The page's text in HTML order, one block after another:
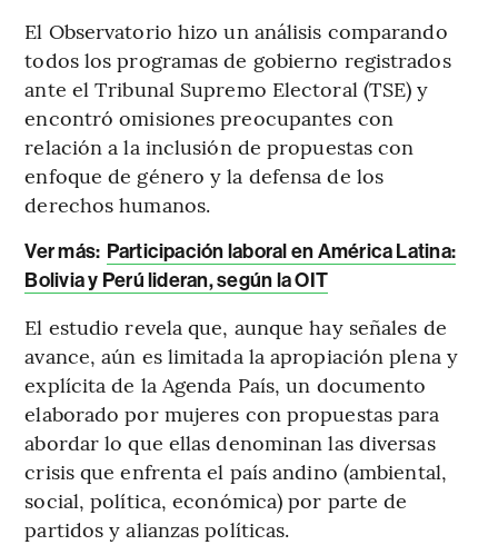
El Observatorio hizo un análisis comparando
todos los programas de gobierno registrados
ante el Tribunal Supremo Electoral (TSE) y
encontró omisiones preocupantes con
relación a la inclusión de propuestas con
enfoque de género y la defensa de los
derechos humanos.
Ver más: Participación laboral en América Latina:
Bolivia y Perú lideran, según la OIT
El estudio revela que, aunque hay señales de
avance, aún es limitada la apropiación plena y
explícita de la Agenda País, un documento
elaborado por mujeres con propuestas para
abordar lo que ellas denominan las diversas
crisis que enfrenta el país andino (ambiental,
social, política, económica) por parte de
partidos y alianzas políticas.